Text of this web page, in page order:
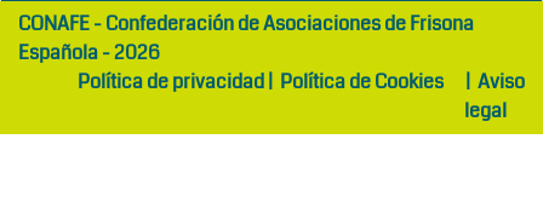
girls
abaya
maltepe
otelCONAFE - Confederación de Asociaciones de Frisona
Española - 2026
Política de privacidad| Política de Cookies | Aviso
legal